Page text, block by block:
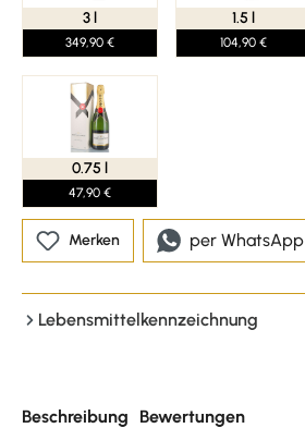
3 l
349,90 €
1.5 l
104,90 €
0.75 l
47,90 €
Merken per WhatsApp
Lebensmittelkennzeichnung
Beschreibung Bewertungen